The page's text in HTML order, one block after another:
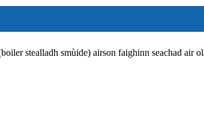
stealladh smùide) airson faighinn seachad air